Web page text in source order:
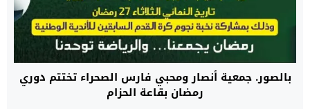
بالصور. جمعية أنصار ومحبي فارس الصحراء تختتم دوري
رمضان بقاعة الحزام